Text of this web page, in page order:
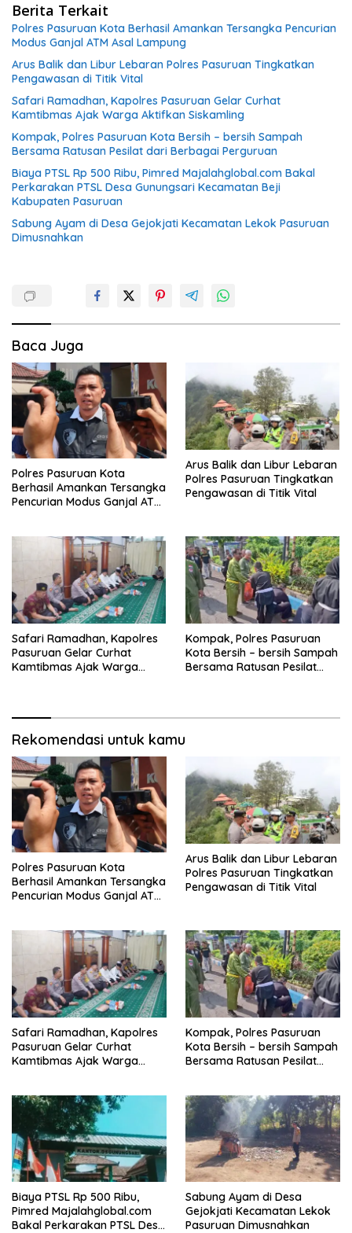
Berita Terkait
Polres Pasuruan Kota Berhasil Amankan Tersangka Pencurian
Modus Ganjal ATM Asal Lampung
Arus Balik dan Libur Lebaran Polres Pasuruan Tingkatkan
Pengawasan di Titik Vital
Safari Ramadhan, Kapolres Pasuruan Gelar Curhat
Kamtibmas Ajak Warga Aktifkan Siskamling
Kompak, Polres Pasuruan Kota Bersih – bersih Sampah
Bersama Ratusan Pesilat dari Berbagai Perguruan
Biaya PTSL Rp 500 Ribu, Pimred Majalahglobal.com Bakal
Perkarakan PTSL Desa Gunungsari Kecamatan Beji
Kabupaten Pasuruan
Sabung Ayam di Desa Gejokjati Kecamatan Lekok Pasuruan
Dimusnahkan
Baca Juga
Polres Pasuruan Kota
Berhasil Amankan Tersangka
Pencurian Modus Ganjal ATM
Arus Balik dan Libur Lebaran
Polres Pasuruan Tingkatkan
Pengawasan di Titik Vital
Safari Ramadhan, Kapolres
Pasuruan Gelar Curhat
Kamtibmas Ajak Warga
Kompak, Polres Pasuruan
Kota Bersih – bersih Sampah
Bersama Ratusan Pesilat
Rekomendasi untuk kamu
Polres Pasuruan Kota
Berhasil Amankan Tersangka
Pencurian Modus Ganjal ATM
Arus Balik dan Libur Lebaran
Polres Pasuruan Tingkatkan
Pengawasan di Titik Vital
Safari Ramadhan, Kapolres
Pasuruan Gelar Curhat
Kamtibmas Ajak Warga
Kompak, Polres Pasuruan
Kota Bersih – bersih Sampah
Bersama Ratusan Pesilat
Biaya PTSL Rp 500 Ribu,
Pimred Majalahglobal.com
Bakal Perkarakan PTSL Desa
Sabung Ayam di Desa
Gejokjati Kecamatan Lekok
Pasuruan Dimusnahkan